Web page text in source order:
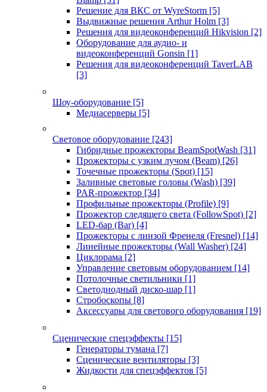
Решение для ВКС от WyreStorm [5]
Выдвижные решения Arthur Holm [3]
Решения для видеоконференций Hikvision [2]
Оборудование для аудио- и
видеоконференций Gonsin [1]
Решения для видеоконференций TaverLAB
[3]
Шоу-оборудование [5]
Медиасерверы [5]
Световое оборудование [243]
Гибридные прожекторы BeamSpotWash [31]
Прожекторы с узким лучом (Beam) [26]
Точечные прожекторы (Spot) [15]
Заливные световые головы (Wash) [39]
PAR-прожектор [34]
Профильные прожекторы (Profile) [9]
Прожектор следящего света (FollowSpot) [2]
LED-бар (Bar) [4]
Прожекторы с линзой Френеля (Fresnel) [14]
Линейные прожекторы (Wall Washer) [24]
Циклорама [2]
Управление световым оборудованием [14]
Потолочные светильники [1]
Светодиодный диско-шар [1]
Стробоскопы [8]
Аксессуары для светового оборудования [19]
Сценические спецэффекты [15]
Генераторы тумана [7]
Сценические вентиляторы [3]
Жидкости для спецэффектов [5]